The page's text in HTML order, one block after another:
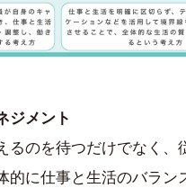
ジメント
るのを待つだけでなく、
的に仕事と生活のバラン